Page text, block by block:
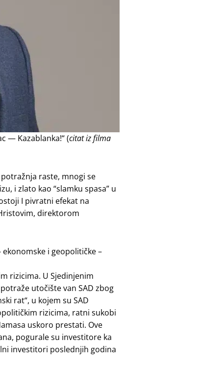
— Kazablanka!“ (citat iz filma
raste, mnogi se
i zlato kao “slamku spasa” u
I pivratni efekat na
direktorom
i geopolitičke –
rizicima. U Sjedinjenim
utočište van SAD zbog
rat“, u kojem su SAD
rizicima, ratni sukobi
uskoro prestati. Ove
pogurale su investitore ka
investitori poslednjih godina